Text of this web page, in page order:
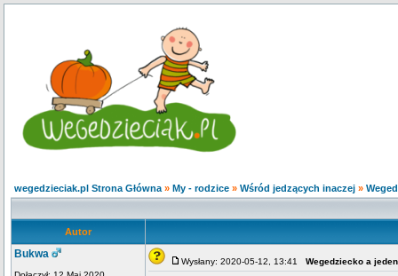
wegedzieciak.pl Strona Główna » My - rodzice » Wśród jedzących inaczej »
Autor
Bukwa
Wysłany: 2020-05-12, 13:41 Wegedziecko a